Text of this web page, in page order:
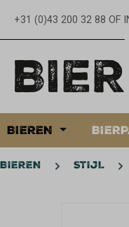
Ga naar de
+31 (0)43 200 32 88 OF
BIEREN
BIEREN STIJL